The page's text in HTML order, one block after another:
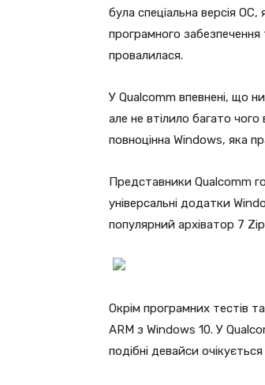
була спеціальна версія
програмного
провалилася.
У Qualcomm впевнені, що
але не втілило багато
повноцінна Windows, яка
Представники Qualcomm
універсальні додатки
популярний архіватор 7
Окрім програмних тестів
ARM з Windows 10. У
подібні девайси